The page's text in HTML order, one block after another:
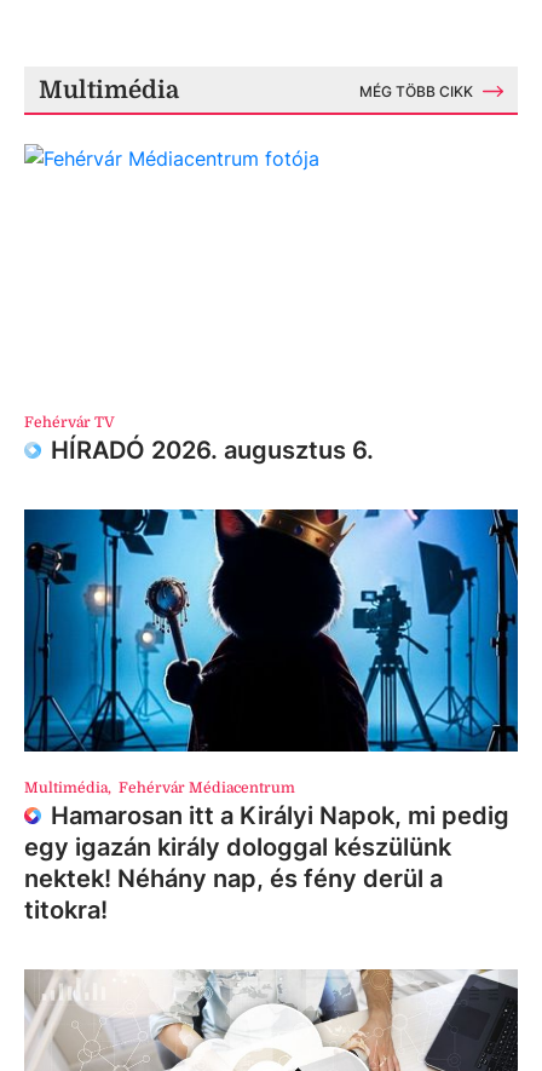
Multimédia MÉG TÖBB CIKK
Fehérvár TV
HÍRADÓ 2026. augusztus 6.
Multimédia, Fehérvár Médiacentrum
Hamarosan itt a Királyi Napok, mi pedig
egy igazán király dologgal készülünk
nektek! Néhány nap, és fény derül a
titokra!